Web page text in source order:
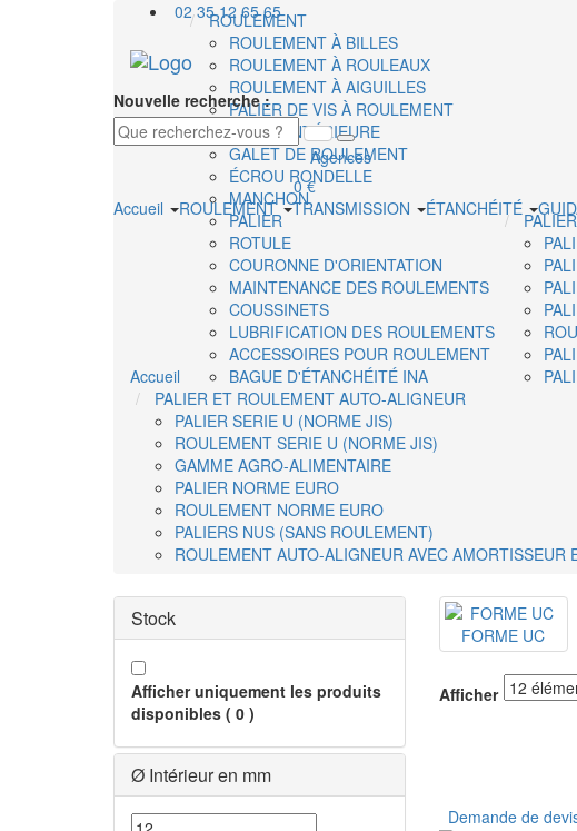
02 35 12 65 65
Nouvelle recherche :
Agences
0 €
Accueil
ROULEMENT TRANSMISSION ÉTANCHÉITÉ
Accueil
ROULEMENT
ROULEMENT À BILLES
ROULEMENT À ROULEAUX
ROULEMENT À AIGUILLES
PALIER DE VIS À ROULEMENT
BAGUE INTÉRIEURE
GALET DE ROULEMENT
ÉCROU RONDELLE
MANCHON
PALIER
ROTULE
COURONNE D'ORIENTATION
MAINTENANCE DES ROULEMENTS
COUSSINETS
LUBRIFICATION DES ROULEMENTS
ACCESSOIRES POUR ROULEMENT
BAGUE D'ÉTANCHÉITÉ INA
PALIER
PALIER ET ROULEMENT AUTO-ALIGNEUR
PALIER SERIE U (NORME JIS)
ROULEMENT SERIE U (NORME JIS)
GAMME AGRO-ALIMENTAIRE
PALIER NORME EURO
ROULEMENT NORME EURO
PALIERS NUS (SANS ROULEMENT)
ROULEMENT AUTO-ALIGNEUR AVEC AMORTISSEUR
Stock
Afficher uniquement les produits
disponibles ( 0 )
Ø Intérieur en mm
FORME UC
Afficher
Demande de